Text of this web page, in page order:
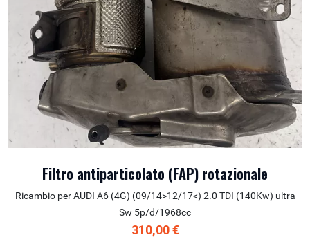
Filtro antiparticolato (FAP) rotazionale
Ricambio per AUDI A6 (4G) (09/14>12/17<) 2.0 TDI (140Kw) ultra
Sw 5p/d/1968cc
310,00 €